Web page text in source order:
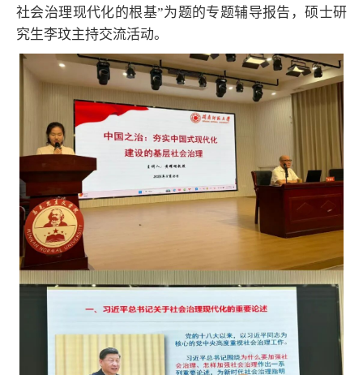
社会治理现代化的根基”为题的专题辅导报告，硕士研
究生李玟主持交流活动。